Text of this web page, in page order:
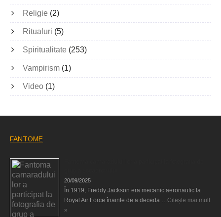
Religie (2)
Ritualuri (5)
Spiritualitate (253)
Vampirism (1)
Video (1)
FANTOME
20/09/2025
În 1919, Freddy Jackson era mecanic aeronautic la
Royal Air Force înainte de a deceda …Citește mai mult
»